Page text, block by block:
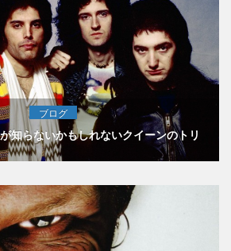
ブログ
知らないかもしれないクイーンのトリ